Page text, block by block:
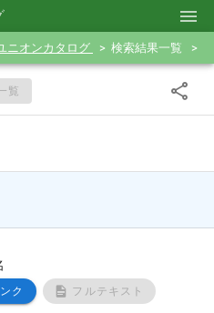
ニオンカタログ 検索結果一覧
覧
ク フルテキスト